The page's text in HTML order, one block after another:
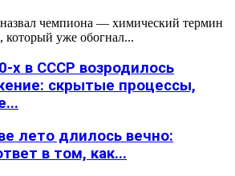
чемпиона — химический термин
который уже обогнал...
х в СССР возродилось
скрытые процессы,
лето длилось вечно:
в том, как...